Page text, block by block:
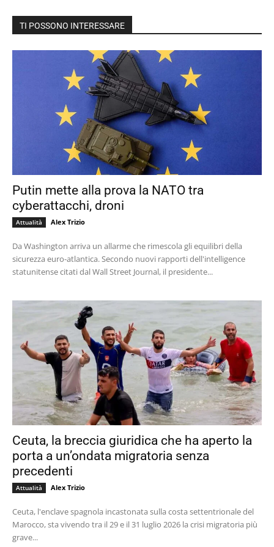
TI POSSONO INTERESSARE
Putin mette alla prova la NATO tra
cyberattacchi, droni
Attualità Alex Trizio
Da Washington arriva un allarme che rimescola gli equilibri della
sicurezza euro-atlantica. Secondo nuovi rapporti dell'intelligence
statunitense citati dal Wall Street Journal, il presidente...
Ceuta, la breccia giuridica che ha aperto la
porta a un’ondata migratoria senza
precedenti
Attualità Alex Trizio
Ceuta, l'enclave spagnola incastonata sulla costa settentrionale del
Marocco, sta vivendo tra il 29 e il 31 luglio 2026 la crisi migratoria più
grave...